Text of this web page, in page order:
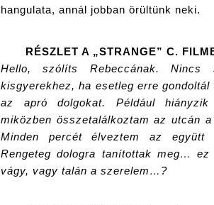
hangulata, annál jobban örültünk neki.
RÉSZLET A „STRANGE” C.
Hello, szólíts Rebeccának.
kisgyerekhez, ha esetleg erre
az apró dolgokat. Például
miközben összetalálkoztam az utcán
Minden percét élveztem az együtt
Rengeteg dologra tanítottak meg…
vágy, vagy talán a szerelem…?